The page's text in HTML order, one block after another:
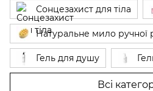
Сонцезахист для тіла
Натуральне мило ручної
Гель для душу
Засоби для епіляції
Всі